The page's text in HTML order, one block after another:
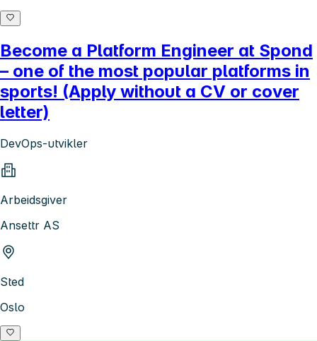
Become a Platform Engineer at Spond
– one of the most popular platforms in
sports! (Apply without a CV or cover
letter)
DevOps-utvikler
Arbeidsgiver
Ansettr AS
Sted
Oslo